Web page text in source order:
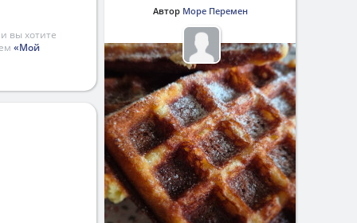
вы хотите
«Мой
Автор Море Перемен